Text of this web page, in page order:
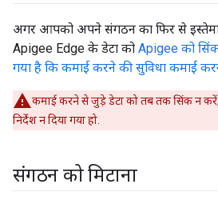
अगर आपको अपने संगठन का फिर से
Apigee Edge के डेटा को Apigee को
गया है कि कमाई करने की सुविधा कमाई
कमाई करने से जुड़े डेटा को तब तक सिंक न
निर्देश न दिया गया हो.
संगठन को मिटाना